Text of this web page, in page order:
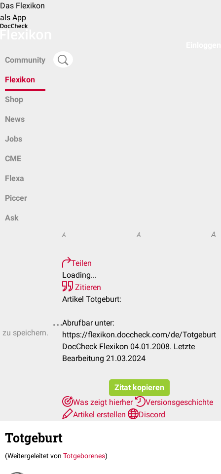
Das Flexikon
als App
Community
Flexikon
Shop
News
Jobs
CME
Flexa
Piccer
Ask
speichern.
A A A
Teilen
Loading...
Zitieren
Artikel Totgeburt:
Abrufbar unter:
https://flexikon.doccheck.com/de/Totgeburt
DocCheck Flexikon 04.01.2008. Letzte
Bearbeitung 21.03.2024
Zitat kopieren
Was zeigt hierher
Versionsgeschichte
Artikel erstellen
Discord
Totgeburt
(Weitergeleitet von Totgeborenes)